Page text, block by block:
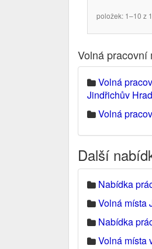
položek: 1–10 z
Volná pracovní
Volná
Jindřichův
Volná
Další
Nabídka
Volná místa
Nabídka
Volná místa